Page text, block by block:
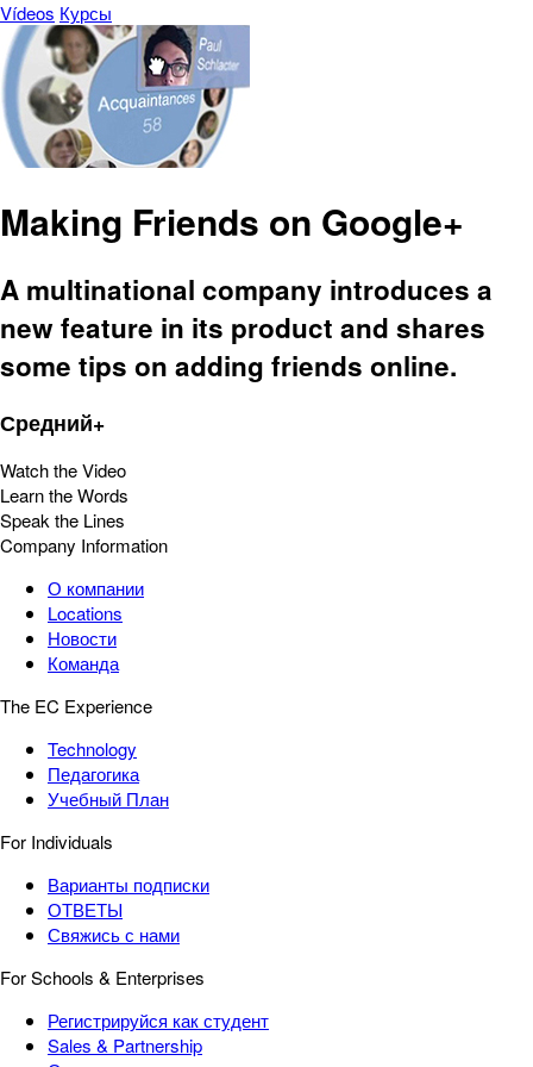
Vídeos Курсы
Making Friends on Google+
A multinational company introduces a
new feature in its product and shares
some tips on adding friends online.
Средний+
Watch the Video
Learn the Words
Speak the Lines
Company Information
О компании
Locations
Новости
Команда
The EC Experience
Technology
Педагогика
Учебный План
For Individuals
Варианты подписки
ОТВЕТЫ
Свяжись с нами
For Schools & Enterprises
Регистрируйся как студент
Sales & Partnership